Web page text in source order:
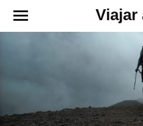
Viajar